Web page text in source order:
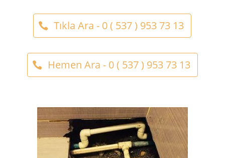
Tıkla Ara - 0 ( 537 ) 953 73 13
Hemen Ara - 0 ( 537 ) 953 73 13